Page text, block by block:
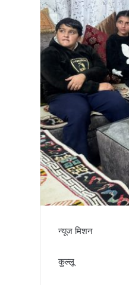
फहराया
तिरंगा
न्यूज मिशन
कुल्लू